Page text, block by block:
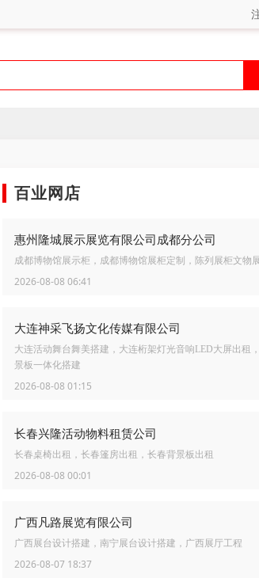
百业网店
惠州隆城展示展览有限公司成都分公司
成都博物馆展示柜，成都博物馆展柜定制，陈列展柜文物
2026-08-08 06:41
大连神采飞扬文化传媒有限公司
大连活动舞台舞美搭建，大连桁架灯光音响LED大屏出租
景板一体化搭建
2026-08-08 01:15
长春兴隆活动物料租赁公司
长春桌椅出租，长春篷房出租，长春背景板出租
2026-08-08 00:01
广西凡路展览有限公司
广西展台设计搭建，南宁展台设计搭建，广西展厅工程
2026-08-07 18:37